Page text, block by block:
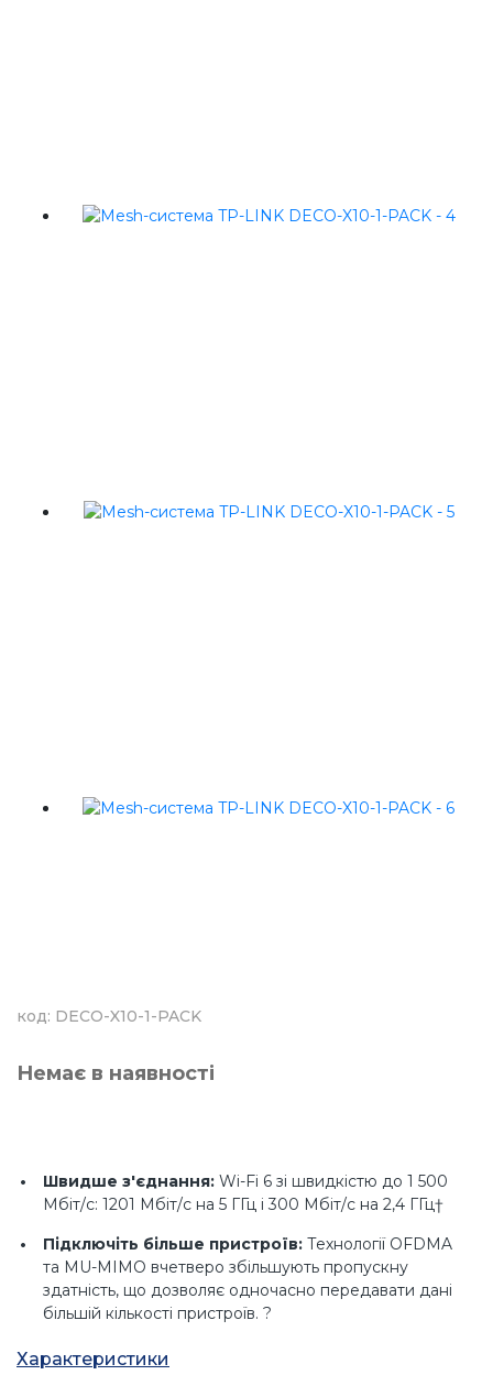
код: DECO-X10-1-PACK
Немає в наявності
Швидше з'єднання: Wi-Fi 6 зі швидкістю до 1 500
Мбіт/с: 1201 Мбіт/с на 5 ГГц і 300 Мбіт/с на 2,4 ГГц†
Підключіть більше пристроїв: Технології OFDMA
та MU-MIMO вчетверо збільшують пропускну
здатність, що дозволяє одночасно передавати дані
більшій кількості пристроїв. ?
Посилене безшовне покриття:
Характеристики